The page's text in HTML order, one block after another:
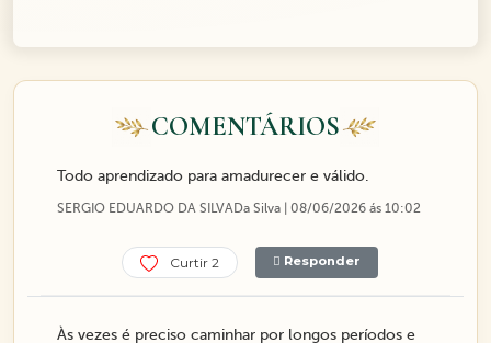
COMENTÁRIOS
Todo aprendizado para amadurecer e válido.
SERGIO EDUARDO DA SILVADa Silva | 08/06/2026 ás 10:02
Curtir 2 Responder
Às vezes é preciso caminhar por longos períodos e